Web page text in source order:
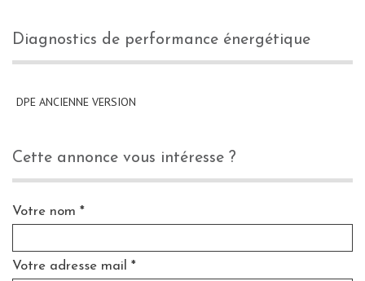
diagnostics de performance énergétique
DPE ANCIENNE VERSION
cette annonce vous intéresse ?
Votre nom *
Votre adresse mail *